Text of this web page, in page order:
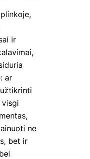
ir
ar
ne
bet ir